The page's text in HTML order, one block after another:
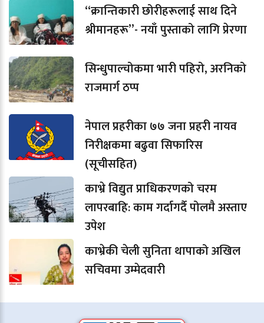
“क्रान्तिकारी छोरीहरूलाई साथ दिने
श्रीमानहरू”- नयाँ पुस्ताको लागि प्रेरणा
सिन्धुपाल्चोकमा भारी पहिरो, अरनिको
राजमार्ग ठप्प
नेपाल प्रहरीका ७७ जना प्रहरी नायव
निरीक्षकमा बढुवा सिफारिस
(सूचीसहित)
काभ्रे विद्युत प्राधिकरणको चरम
लापरबाहि: काम गर्दागर्दै पोलमै अस्ताए
उपेश
काभ्रेकी चेली सुनिता थापाको अखिल
सचिवमा उम्मेदवारी